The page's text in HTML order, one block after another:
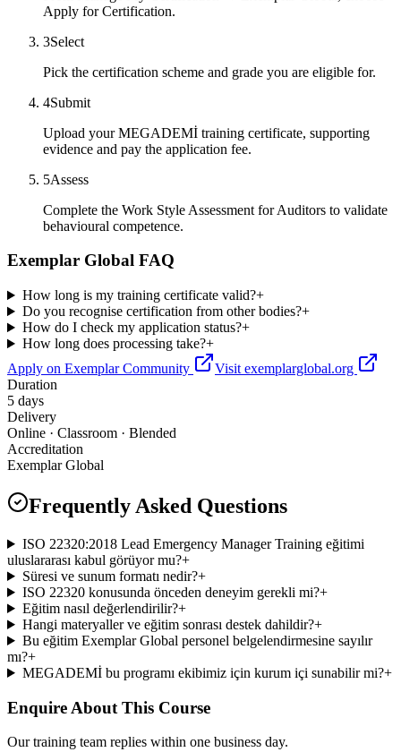
Apply for Certification.
3Select
Pick the certification scheme and grade you are eligible for.
4Submit
Upload your MEGADEMİ training certificate, supporting
evidence and pay the application fee.
5Assess
Complete the Work Style Assessment for Auditors to validate
behavioural competence.
Exemplar Global FAQ
How long is my training certificate valid?+
Do you recognise certification from other bodies?+
How do I check my application status?+
How long does processing take?+
Apply on Exemplar Community
Visit exemplarglobal.org
Duration
5 days
Delivery
Online · Classroom · Blended
Accreditation
Exemplar Global
Frequently Asked Questions
ISO 22320:2018 Lead Emergency Manager Training eğitimi
uluslararası kabul görüyor mu?+
Süresi ve sunum formatı nedir?+
ISO 22320 konusunda önceden deneyim gerekli mi?+
Eğitim nasıl değerlendirilir?+
Hangi materyaller ve eğitim sonrası destek dahildir?+
Bu eğitim Exemplar Global personel belgelendirmesine sayılır
mı?+
MEGADEMİ bu programı ekibimiz için kurum içi sunabilir mi?+
Enquire About This Course
Our training team replies within one business day.